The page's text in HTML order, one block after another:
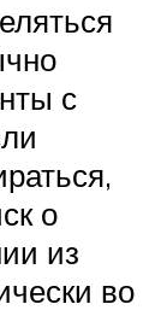
с
о
из
во